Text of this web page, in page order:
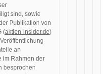
sind, sowie
Publikation von
(aktien-insider.de)
an
im Rahmen der
besprochen